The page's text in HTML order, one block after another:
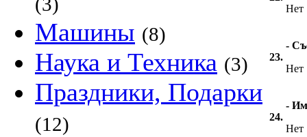
Машины (8)
Наука и Техника (3)
Праздники, Подарки
(12)
Нет
23.
-
Нет
24.
-
Нет